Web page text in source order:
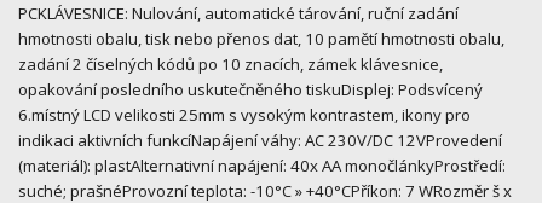
PCKLÁVESNICE: Nulování, automatické tárování, ruční zadání
hmotnosti obalu, tisk nebo přenos dat, 10 pamětí hmotnosti obalu,
zadání 2 číselných kódů po 10 znacích, zámek klávesnice,
opakování posledního uskutečněného tiskuDisplej: Podsvícený
6.místný LCD velikosti 25mm s vysokým kontrastem, ikony pro
indikaci aktivních funkcíNapájení váhy: AC 230V/DC 12VProvedení
(materiál): plastAlternativní napájení: 40x AA monočlánkyProstředí:
suché; prašnéProvozní teplota: -10°C » +40°CPříkon: 7 WRozměr š x